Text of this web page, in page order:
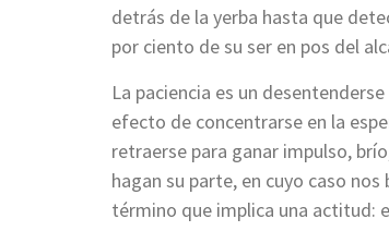
detrás de la yerba hasta que
por ciento de su ser en pos del
La paciencia es un
efecto de concentrarse en la
retraerse para ganar impulso,
hagan su parte, en cuyo caso
término que implica una actitud: